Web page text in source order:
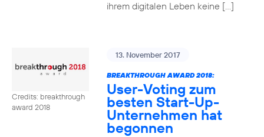
ihrem digitalen Leben keine […]
Credits: breakthrough
award 2018
13. November 2017
BREAKTHROUGH AWARD 2018:
User-Voting zum
besten Start-Up-
Unternehmen hat
begonnen